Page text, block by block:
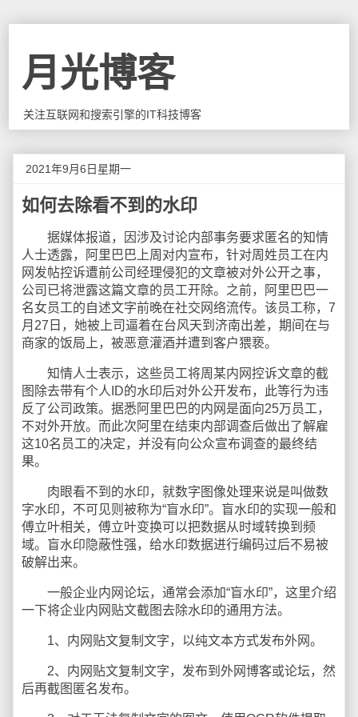
月光博客
关注互联网和搜索引擎的IT科技博客
2021年9月6日星期一
如何去除看不到的水印
据媒体报道，因涉及讨论内部事务要求匿名的知情
人士透露，阿里巴巴上周对内宣布，针对周姓员工在内
网发帖控诉遭前公司经理侵犯的文章被对外公开之事，
公司已将泄露这篇文章的员工开除。之前，阿里巴巴一
名女员工的自述文字前晚在社交网络流传。该员工称，7
月27日，她被上司逼着在台风天到济南出差，期间在与
商家的饭局上，被恶意灌酒并遭到客户猥亵。
知情人士表示，这些员工将周某内网控诉文章的截
图除去带有个人ID的水印后对外公开发布，此等行为违
反了公司政策。据悉阿里巴巴的内网是面向25万员工，
不对外开放。而此次阿里在结束内部调查后做出了解雇
这10名员工的决定，并没有向公众宣布调查的最终结
果。
肉眼看不到的水印，就数字图像处理来说是叫做数
字水印，不可见则被称为“盲水印”。盲水印的实现一般和
傅立叶相关，傅立叶变换可以把数据从时域转换到频
域。盲水印隐蔽性强，给水印数据进行编码过后不易被
破解出来。
一般企业内网论坛，通常会添加“盲水印”，这里介绍
一下将企业内网贴文截图去除水印的通用方法。
1、内网贴文复制文字，以纯文本方式发布外网。
2、内网贴文复制文字，发布到外网博客或论坛，然
后再截图匿名发布。